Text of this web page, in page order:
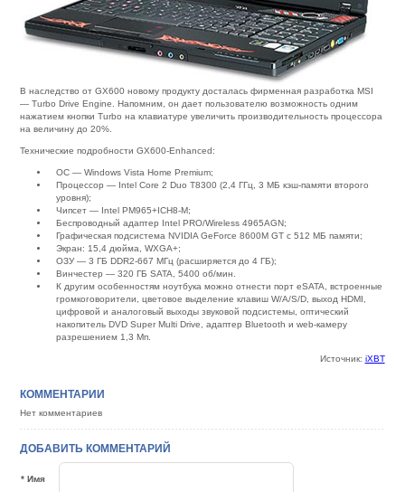
В наследство от GX600 новому продукту досталась фирменная разработка MSI
— Turbo Drive Engine. Напомним, он дает пользователю возможность одним
нажатием кнопки Turbo на клавиатуре увеличить производительность процессора
на величину до 20%.
Технические подробности GX600-Enhanced:
ОС — Windows Vista Home Premium;
Процессор — Intel Core 2 Duo T8300 (2,4 ГГц, 3 МБ кэш-памяти второго
уровня);
Чипсет — Intel PM965+ICH8-M;
Беспроводный адаптер Intel PRO/Wireless 4965AGN;
Графическая подсистема NVIDIA GeForce 8600M GT с 512 МБ памяти;
Экран: 15,4 дюйма, WXGA+;
ОЗУ — 3 ГБ DDR2-667 МГц (расширяется до 4 ГБ);
Винчестер — 320 ГБ SATA, 5400 об/мин.
К другим особенностям ноутбука можно отнести порт eSATA, встроенные
громкоговорители, цветовое выделение клавиш W/A/S/D, выход HDMI,
цифровой и аналоговый выходы звуковой подсистемы, оптический
накопитель DVD Super Multi Drive, адаптер Bluetooth и web-камеру
разрешением 1,3 Мп.
Источник: iXBT
КОММЕНТАРИИ
Нет комментариев
ДОБАВИТЬ КОММЕНТАРИЙ
* Имя